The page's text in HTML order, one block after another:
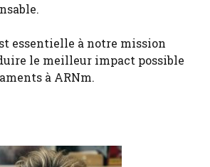
essentielle à notre mission
le meilleur impact possible
à ARNm.